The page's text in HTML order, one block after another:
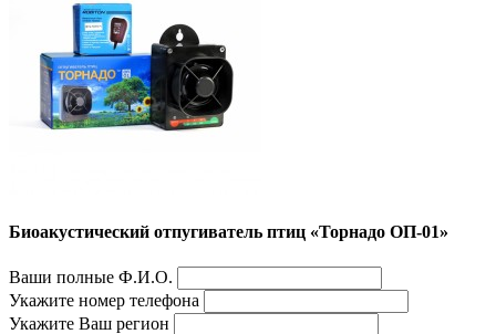
Биоакустический отпугиватель птиц «Торнадо ОП-01»
Ваши полные Ф.И.О.
Укажите номер телефона
Укажите Ваш регион